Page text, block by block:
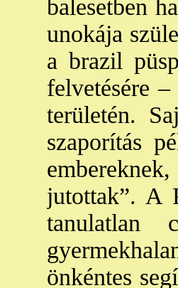
balesetben
unokája
a brazil
felvetésére
területén.
szaporítás
jutottak”. A
tanulatlan
önkéntes